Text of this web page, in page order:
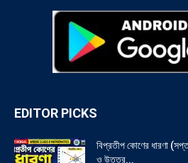
EDITOR PICKS
বিপ্রতীপ কোণের ধারণা
ও উত্তর...